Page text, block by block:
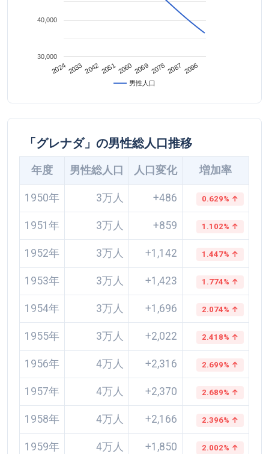
男性人口
2024 2033204220512060 2069 20782087 2096
30,000
40,000
「グレナダ」の男性総人口推移
年度 男性総人口 人口変化 増加率
1950年 3万人 +486 0.629% ↑
1951年 3万人 +859 1.102% ↑
1952年 3万人 +1,142 1.447% ↑
1953年 3万人 +1,423 1.774% ↑
1954年 3万人 +1,696 2.074% ↑
1955年 3万人 +2,022 2.418% ↑
1956年 4万人 +2,316 2.699% ↑
1957年 4万人 +2,370 2.689% ↑
1958年 4万人 +2,166 2.396% ↑
1959年 4万人 +1,850 2.002% ↑